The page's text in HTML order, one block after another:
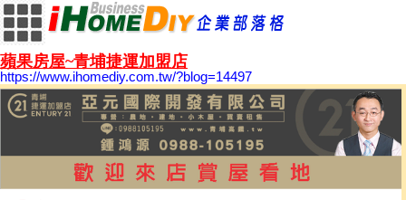
蘋果房屋~青埔捷運加盟店
https://www.ihomediy.com.tw/?blog=14497